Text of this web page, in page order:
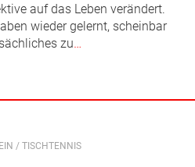
auf das Leben verändert.
wieder gelernt, scheinbar
zu…
/ TISCHTENNIS